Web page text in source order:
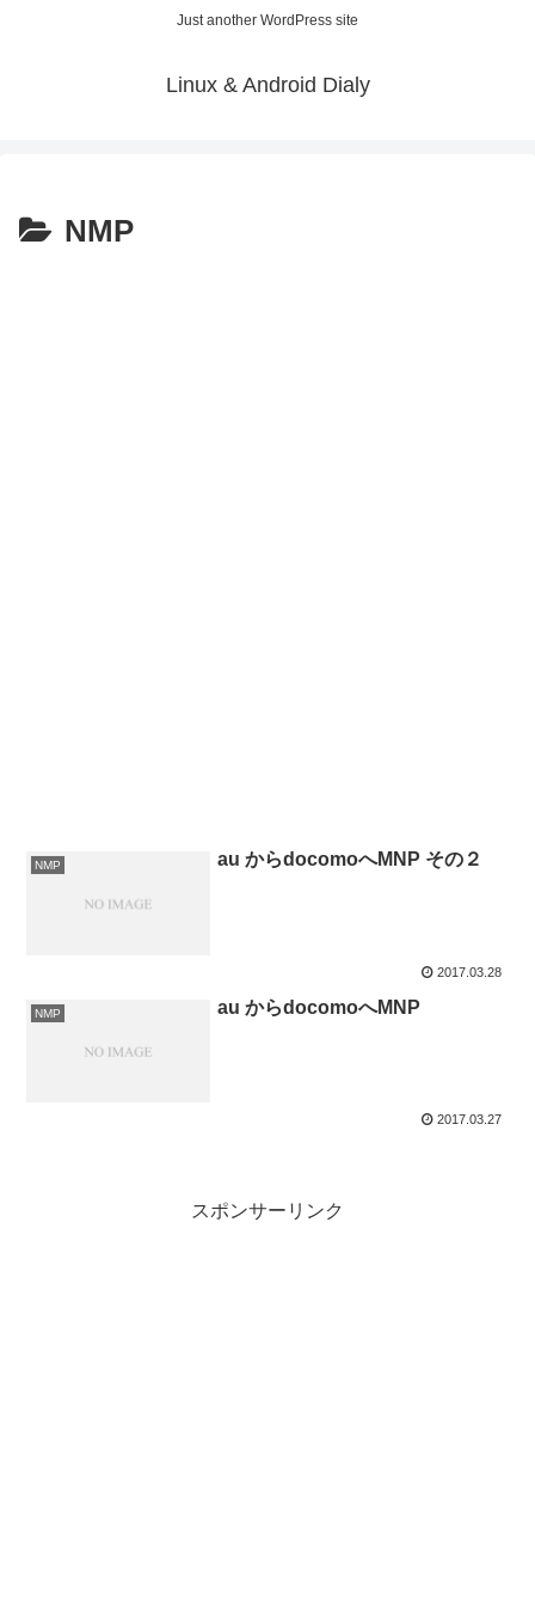
Just another WordPress site
Linux & Android Dialy
NMP
NMP au からdocomoへMNP その２
2017.03.28
NMP au からdocomoへMNP
2017.03.27
スポンサーリンク